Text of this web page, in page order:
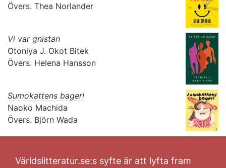
Övers. Thea Norlander
Vi var gnistan
Otoniya J. Okot Bitek
Övers. Helena Hansson
Sumokattens bageri
Naoko Machida
Övers. Björn Wada
Världslitteratur.se:s syfte är att lyfta fram